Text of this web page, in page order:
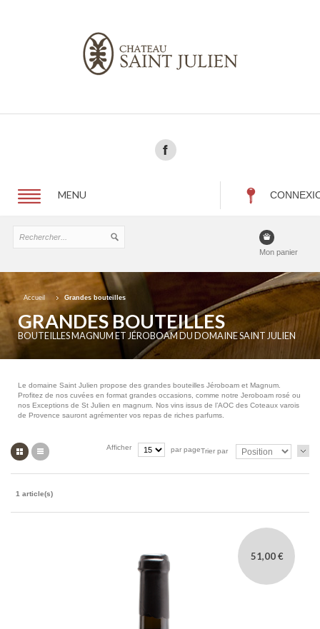
MENU
Mon panier
Accueil Grandes bouteilles
GRANDES BOUTEILLES
BOUTEILLES MAGNUM ET JÉROBOAM DU DOMAINE SAINT JULIEN
Le domaine Saint Julien propose des grandes bouteilles Jéroboam et Magnum.
Profitez de nos cuvées en format grandes occasions, comme notre Jeroboam rosé ou
nos Exceptions de St Julien en magnum. Nos vins issus de l’AOC des Coteaux varois
de Provence sauront agrémenter vos repas de riches parfums.
Grille Trier par
Afficher par page
1 article(s)
51,00 €